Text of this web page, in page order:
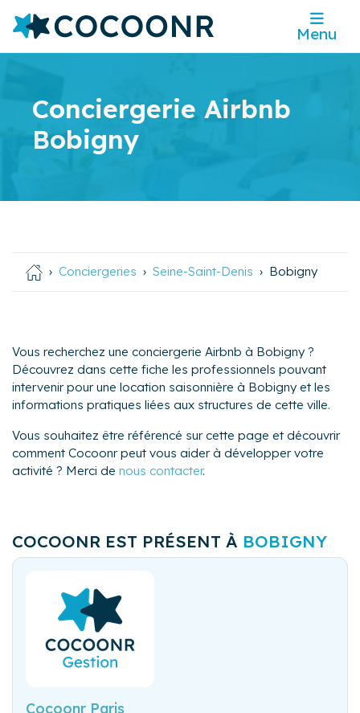
Menu
Conciergerie Airbnb
Bobigny
Conciergeries Seine-Saint-Denis Bobigny
Vous recherchez une conciergerie Airbnb à Bobigny ?
Découvrez dans cette fiche les professionnels pouvant
intervenir pour une location saisonnière à Bobigny et les
informations pratiques liées aux structures de cette ville.
Vous souhaitez être référencé sur cette page et découvrir
comment Cocoonr peut vous aider à développer votre
activité ? Merci de nous contacter.
COCOONR EST PRÉSENT À BOBIGNY
Cocoonr Paris